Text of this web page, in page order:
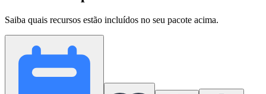
Saiba quais recursos estão incluídos no seu pacote acima.